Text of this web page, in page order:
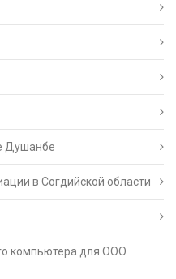
Душанбе
в Согдийской области
компьютера для ООО